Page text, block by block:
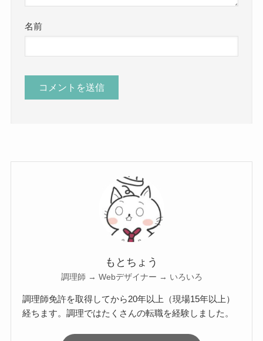
名前
もとちょう
調理師 → Webデザイナー → いろいろ
調理師免許を取得してから20年以上（現場15年以上）
経ちます。調理ではたくさんの転職を経験しました。